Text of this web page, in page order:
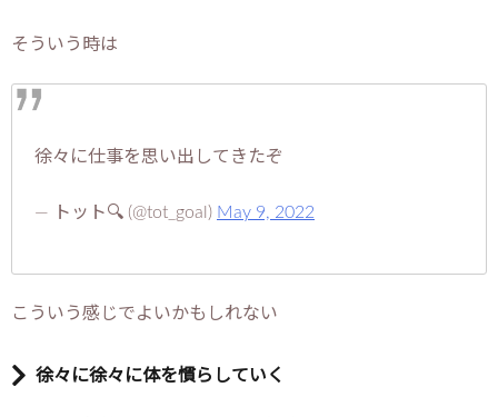
そういう時は
徐々に仕事を思い出してきたぞ
— トット🔍 (@tot_goal) May 9, 2022
こういう感じでよいかもしれない
徐々に徐々に体を慣らしていく